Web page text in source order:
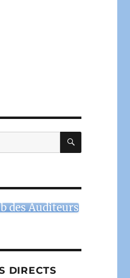
des Auditeurs
DIRECTS